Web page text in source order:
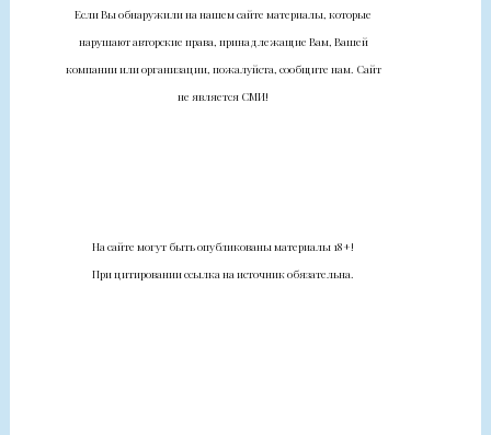
Если Вы обнаружили на нашем сайте материалы, которые
нарушают авторские права, принадлежащие Вам, Вашей
компании или организации, пожалуйста, сообщите нам. Сайт
не является СМИ!
На сайте могут быть опубликованы материалы 18+!
При цитировании ссылка на источник обязательна.